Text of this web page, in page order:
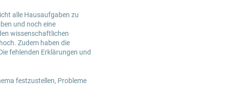
alle Hausaufgaben zu
und noch eine
wissenschaftlichen
Zudem haben die
fehlenden Erklärungen und
festzustellen, Probleme